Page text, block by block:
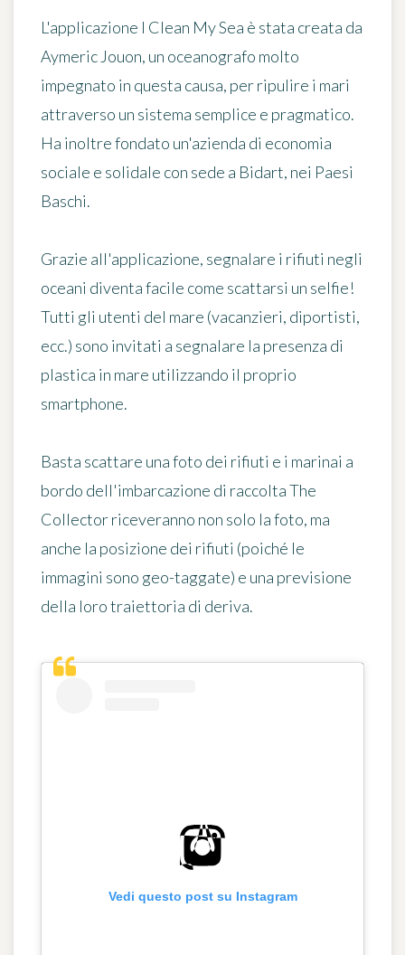
L'applicazione I Clean My Sea è stata creata da
Aymeric Jouon, un oceanografo molto
impegnato in questa causa, per ripulire i mari
attraverso un sistema semplice e pragmatico.
Ha inoltre fondato un'azienda di economia
sociale e solidale con sede a Bidart, nei Paesi
Baschi.
Grazie all'applicazione, segnalare i rifiuti negli
oceani diventa facile come scattarsi un selfie!
Tutti gli utenti del mare (vacanzieri, diportisti,
ecc.) sono invitati a segnalare la presenza di
plastica in mare utilizzando il proprio
smartphone.
Basta scattare una foto dei rifiuti e i marinai a
bordo dell'imbarcazione di raccolta The
Collector riceveranno non solo la foto, ma
anche la posizione dei rifiuti (poiché le
immagini sono geo-taggate) e una previsione
della loro traiettoria di deriva.
Vedi questo post su Instagram